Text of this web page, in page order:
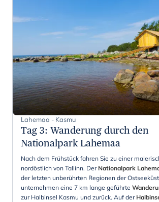
Lahemaa - Kasmu
Tag 3: Wanderung durch den
Nationalpark Lahemaa
Nach dem Frühstück fahren Sie zu einer
nordöstlich von Tallinn. Der Nationalpark
der letzten unberührten Regionen der
unternehmen eine 7 km lange geführte
zur Halbinsel Kasmu und zurück. Auf der